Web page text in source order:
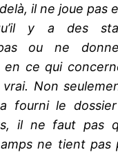
il ne joue pas
y a des
pas ou ne
ce qui
vrai. Non
fourni le
il ne faut pas
ne tient pas